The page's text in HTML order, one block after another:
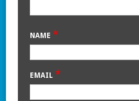
NAME *
EMAIL *